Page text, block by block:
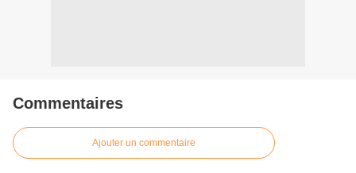
Commentaires
Ajouter un commentaire